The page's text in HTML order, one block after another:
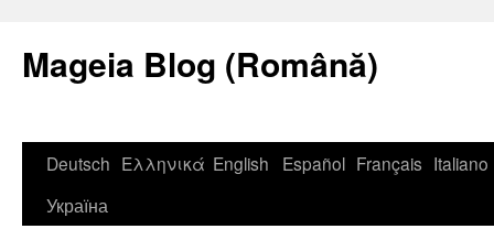
Mageia Blog (Română)
Deutsch Ελληνικά English Español Français Italiano
Україна